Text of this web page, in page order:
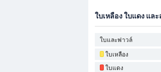
ใบเหลือง ใบแดง แล
ใบและฟาวล์
ใบเหลือง
ใบแดง